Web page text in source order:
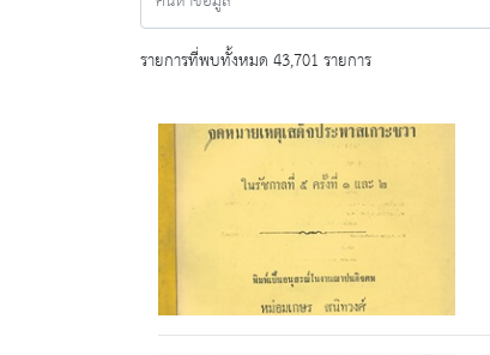
รายการที่พบทั้งหมด 43,701 รายการ